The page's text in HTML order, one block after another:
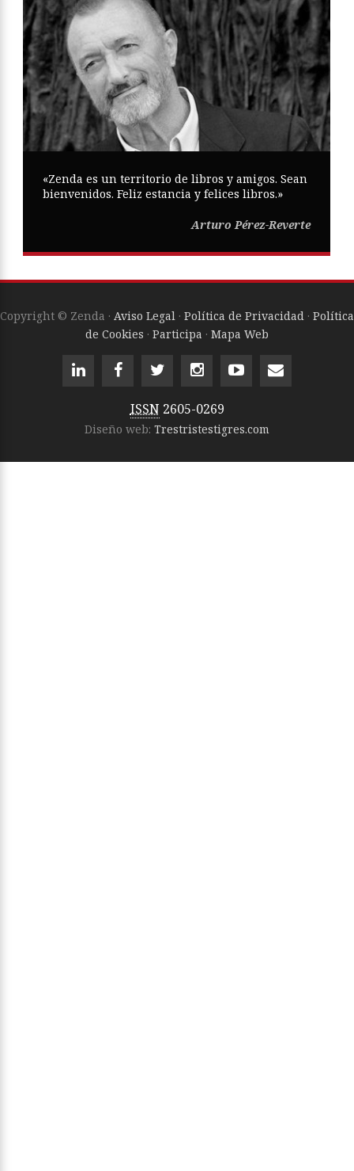
«Zenda es un territorio de libros y amigos. Sean
bienvenidos. Feliz estancia y felices libros.»
Arturo Pérez-Reverte
Copyright © Zenda · Aviso Legal · Política de Privacidad · Política
de Cookies · Participa · Mapa Web
ISSN 2605-0269
Diseño web: Trestristestigres.com